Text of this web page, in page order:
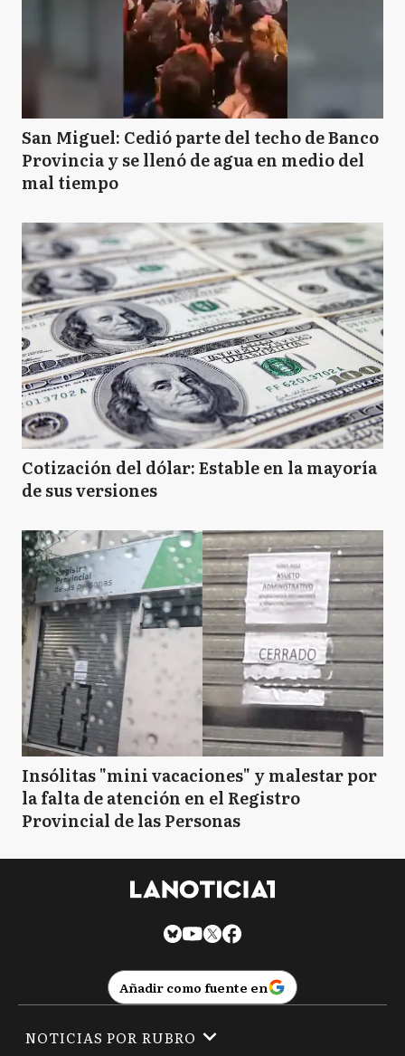
San Miguel: Cedió parte del techo de Banco
Provincia y se llenó de agua en medio del
mal tiempo
Cotización del dólar: Estable en la mayoría
de sus versiones
Insólitas "mini vacaciones" y malestar por
la falta de atención en el Registro
Provincial de las Personas
Añadir como fuente en
NOTICIAS POR RUBRO